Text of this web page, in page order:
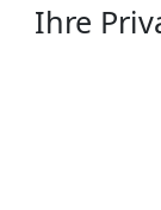
Ihre